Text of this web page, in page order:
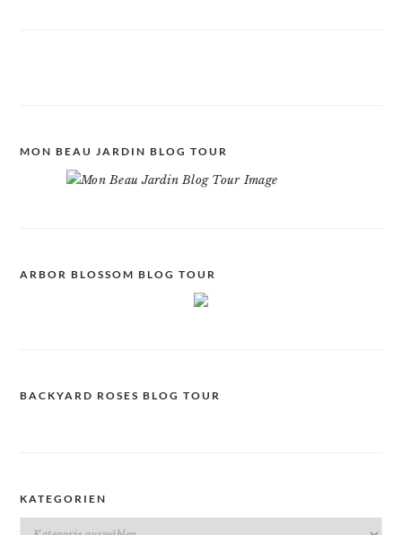
MON BEAU JARDIN BLOG TOUR
ARBOR BLOSSOM BLOG TOUR
BACKYARD ROSES BLOG TOUR
KATEGORIEN
Kategorien